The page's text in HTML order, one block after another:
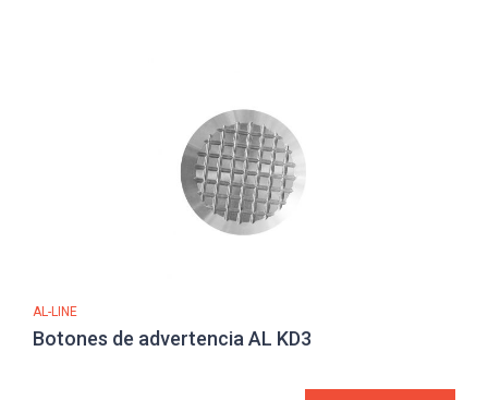
AL-LINE
Botones de advertencia AL KD3